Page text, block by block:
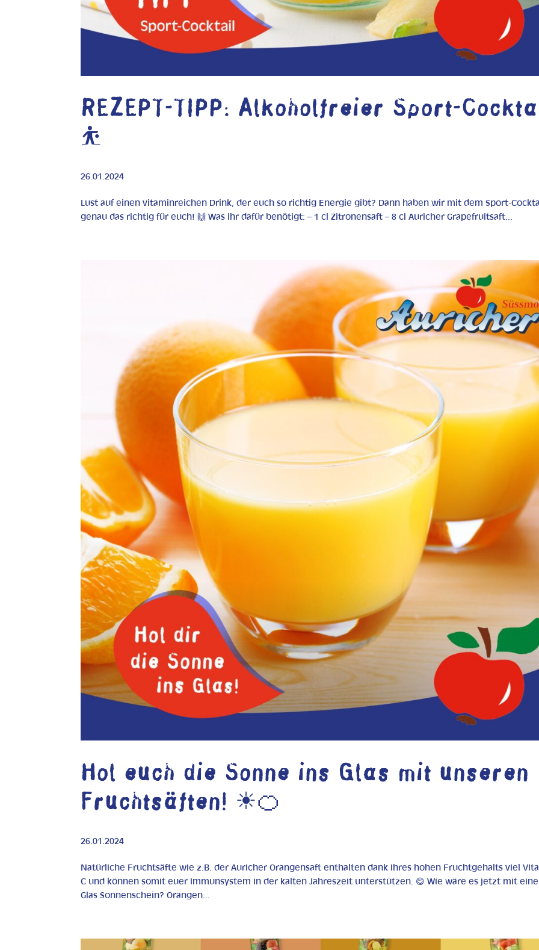
REZEPT-TIPP: Alkoholfreier Sport-
⛹
26.01.2024
Lust auf einen vitaminreichen Drink, der euch so richtig Energie gibt? Dann haben wir mit dem Sport-
genau das richtig für euch! 🙌 Was ihr dafür benötigt: – 1 cl Zitronensaft – 8 cl Auricher Grapefruitsaft...
Hol euch die Sonne ins Glas mit unseren
Fruchtsäften! ☀🍊
26.01.2024
Natürliche Fruchtsäfte wie z.B. der Auricher Orangensaft enthalten dank ihres hohen Fruchtgehalts viel
C und können somit euer Immunsystem in der kalten Jahreszeit unterstützen. 😋 Wie wäre es jetzt mit
Glas Sonnenschein? Orangen...